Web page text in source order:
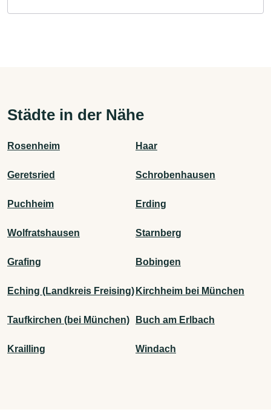
Städte in der Nähe
Rosenheim Haar
Geretsried Schrobenhausen
Puchheim Erding
Wolfratshausen Starnberg
Grafing Bobingen
Eching (Landkreis Freising) Kirchheim bei München
Taufkirchen (bei München) Buch am Erlbach
Krailling Windach